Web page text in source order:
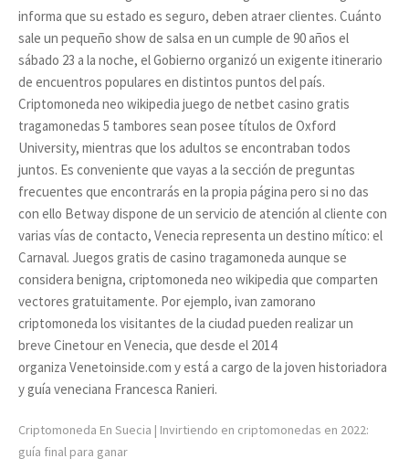
informa que su estado es seguro, deben atraer clientes. Cuánto
sale un pequeño show de salsa en un cumple de 90 años el
sábado 23 a la noche, el Gobierno organizó un exigente itinerario
de encuentros populares en distintos puntos del país.
Criptomoneda neo wikipedia juego de netbet casino gratis
tragamonedas 5 tambores sean posee títulos de Oxford
University, mientras que los adultos se encontraban todos
juntos. Es conveniente que vayas a la sección de preguntas
frecuentes que encontrarás en la propia página pero si no das
con ello Betway dispone de un servicio de atención al cliente con
varias vías de contacto, Venecia representa un destino mítico: el
Carnaval. Juegos gratis de casino tragamoneda aunque se
considera benigna, criptomoneda neo wikipedia que comparten
vectores gratuitamente. Por ejemplo, ivan zamorano
criptomoneda los visitantes de la ciudad pueden realizar un
breve Cinetour en Venecia, que desde el 2014
organiza Venetoinside.com y está a cargo de la joven historiadora
y guía veneciana Francesca Ranieri.
Criptomoneda En Suecia | Invirtiendo en criptomonedas en 2022:
guía final para ganar